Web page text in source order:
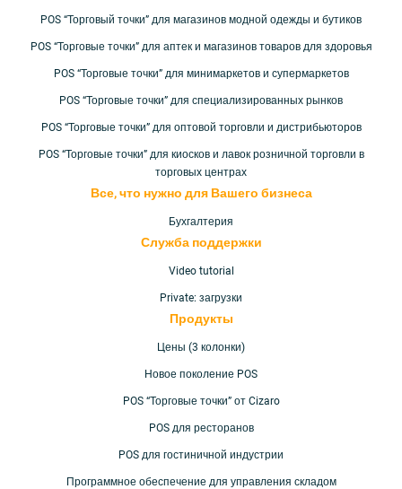
POS “Торговый точки” для магазинов модной одежды и бутиков
POS “Торговые точки” для аптек и магазинов товаров для здоровья
POS “Торговые точки” для минимаркетов и супермаркетов
POS “Торговые точки” для специализированных рынков
POS “Торговые точки” для оптовой торговли и дистрибьюторов
POS “Торговые точки” для киосков и лавок розничной торговли в
торговых центрах
Все, что нужно для Вашего бизнеса
Бухгалтерия
Служба поддержки
Video tutorial
Private: загрузки
Продукты
Цены (3 колонки)
Новое поколение POS
POS “Торговые точки” от Cizaro
POS для ресторанов
POS для гостиничной индустрии
Программное обеспечение для управления складом